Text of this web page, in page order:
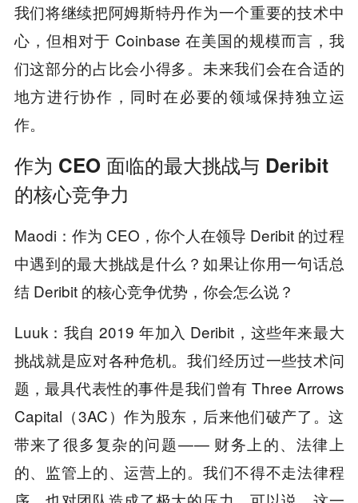
我们将继续把阿姆斯特丹作为一个重要的技术中
心，但相对于 Coinbase 在美国的规模而言，我
们这部分的占比会小得多。未来我们会在合适的
地方进行协作，同时在必要的领域保持独立运
作。
作为 CEO 面临的最大挑战与 Deribit
的核心竞争力
Maodi：作为 CEO，你个人在领导 Deribit 的过程
中遇到的最大挑战是什么？如果让你用一句话总
结 Deribit 的核心竞争优势，你会怎么说？
Luuk：我自 2019 年加入 Deribit，这些年来最大
挑战就是应对各种危机。我们经历过一些技术问
题，最具代表性的事件是我们曾有 Three Arrows
Capital（3AC）作为股东，后来他们破产了。这
带来了很多复杂的问题 — — 财务上的、法律上
的、监管上的、运营上的。我们不得不走法律程